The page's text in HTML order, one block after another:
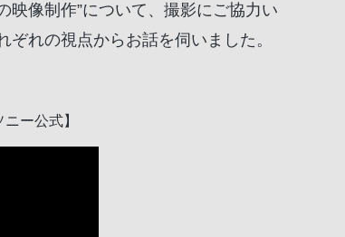
映像制作”について、撮影にご協力い
れの視点からお話を伺いました。
ー公式】